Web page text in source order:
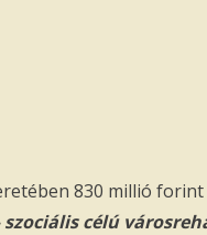
830 millió forint
szociális célú